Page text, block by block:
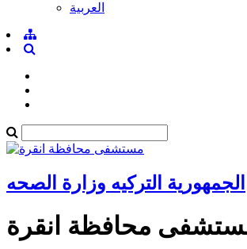
العربية
الجمهورية التركيه وزارة الصحه
محافظة انقرة